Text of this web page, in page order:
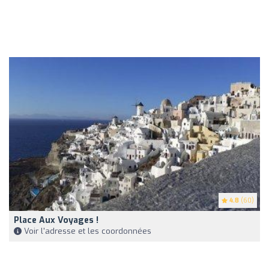
4.8 (60)
Place Aux Voyages !
Voir l'adresse et les coordonnées